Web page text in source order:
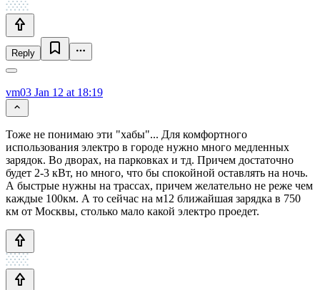
Reply
vm03 Jan 12 at 18:19
Тоже не понимаю эти "хабы"... Для комфортного
использования электро в городе нужно много медленных
зарядок. Во дворах, на парковках и тд. Причем достаточно
будет 2-3 кВт, но много, что бы спокойной оставлять на ночь.
А быстрые нужны на трассах, причем желательно не реже чем
каждые 100км. А то сейчас на м12 ближайшая зарядка в 750
км от Москвы, столько мало какой электро проедет.